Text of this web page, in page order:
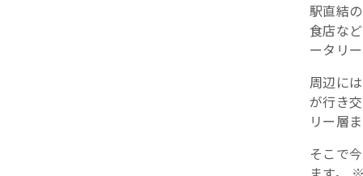
駅直結
食店な
ータリ
周辺に
が行き
リー層
そこで